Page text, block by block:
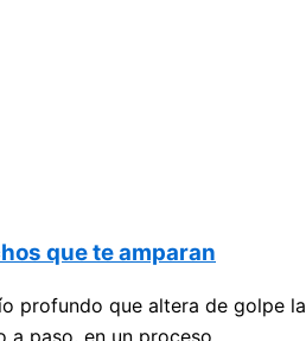
que te amparan
profundo que altera de golpe la